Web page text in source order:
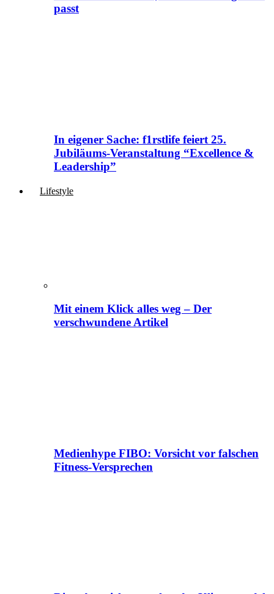
passt
In eigener Sache: f1rstlife feiert 25.
Jubiläums-Veranstaltung “Excellence &
Leadership”
Lifestyle
Mit einem Klick alles weg – Der
verschwundene Artikel
Medienhype FIBO: Vorsicht vor falschen
Fitness-Versprechen